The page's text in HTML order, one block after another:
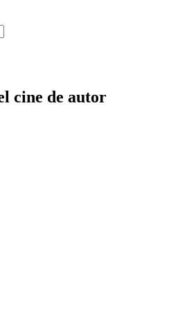
cine de autor